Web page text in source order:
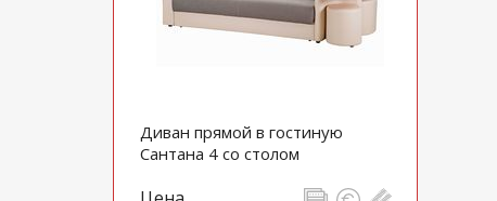
Диван прямой в гостиную
Сантана 4 со столом